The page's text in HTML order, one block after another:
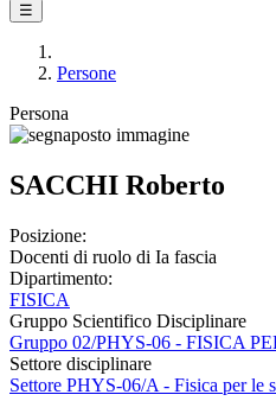
☰
Persone
Persona
SACCHI Roberto
Posizione:
Docenti di ruolo di Ia fascia
Dipartimento:
FISICA
Gruppo Scientifico Disciplinare
Gruppo 02/PHYS-06 - FISICA
Settore disciplinare
Settore PHYS-06/A - Fisica per le